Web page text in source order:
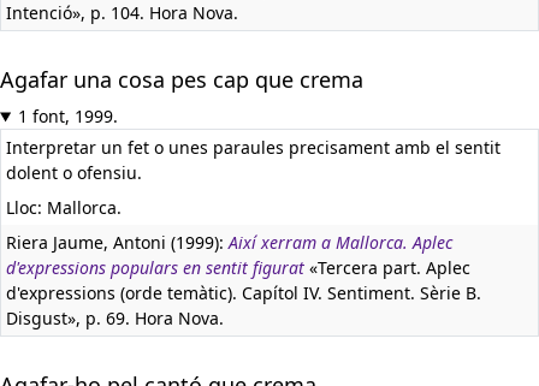
Intenció», p. 104. Hora Nova.
Agafar una cosa pes cap que crema
1 font, 1999.
Interpretar un fet o unes paraules precisament amb el sentit
dolent o ofensiu.
Lloc: Mallorca.
Riera Jaume, Antoni (1999):Així xerram a Mallorca. Aplec
d'expressions populars en sentit figurat «Tercera part. Aplec
d'expressions (orde temàtic). Capítol IV. Sentiment. Sèrie B.
Disgust», p. 69. Hora Nova.